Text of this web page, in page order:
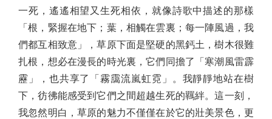
一死，遙遙相望又生死相依，就像詩歌中描述的那樣
「根，緊握在地下；葉，相觸在雲裏；每一陣風過，我
們都互相致意」，草原下面是堅硬的黑鈣土，樹木很難
扎根，想必在漫長的時光裏，它們同擔了「寒潮風雷霹
靂」，也共享了「霧靄流嵐虹霓」。我靜靜地站在樹
下，彷彿能感受到它們之間超越生死的羈絆。這一刻，
我忽然明白，草原的魅力不僅僅在於它的壯美景色，更